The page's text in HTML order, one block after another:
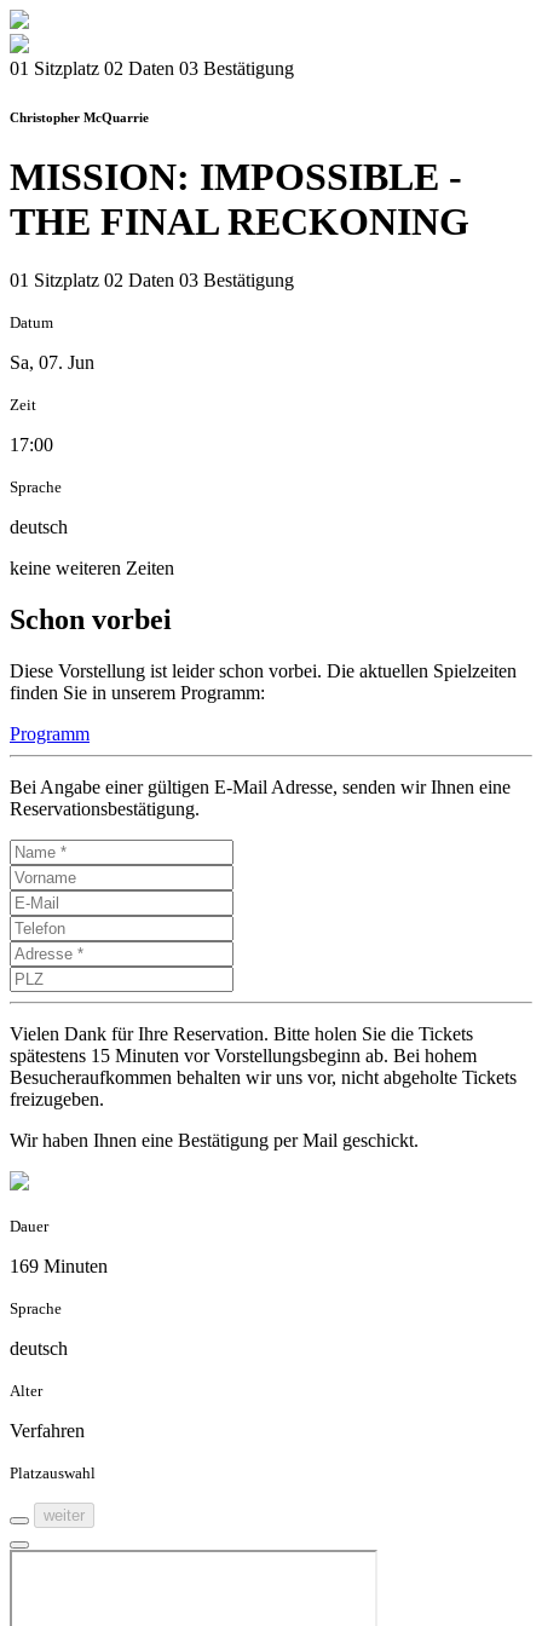
01 Sitzplatz 02 Daten 03 Bestätigung
Christopher McQuarrie
MISSION: IMPOSSIBLE -
THE FINAL RECKONING
01 Sitzplatz 02 Daten 03 Bestätigung
Datum
Sa, 07. Jun
Zeit
17:00
Sprache
deutsch
keine weiteren Zeiten
Schon vorbei
Diese Vorstellung ist leider schon vorbei. Die aktuellen Spielzeiten
finden Sie in unserem Programm:
Programm
Bei Angabe einer gültigen E-Mail Adresse, senden wir Ihnen eine
Reservationsbestätigung.
Vielen Dank für Ihre Reservation. Bitte holen Sie die Tickets
spätestens 15 Minuten vor Vorstellungsbeginn ab. Bei hohem
Besucheraufkommen behalten wir uns vor, nicht abgeholte Tickets
freizugeben.
Wir haben Ihnen eine Bestätigung per Mail geschickt.
Dauer
169 Minuten
Sprache
deutsch
Alter
Verfahren
Platzauswahl
weiter